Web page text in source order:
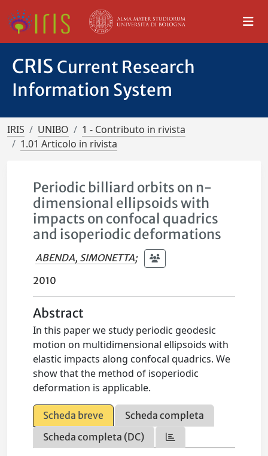
CRIS Current Research
Information System
IRIS UNIBO
1 - Contributo in rivista
1.01 Articolo in rivista
Periodic billiard orbits on n-
dimensional ellipsoids with
impacts on confocal quadrics
and isoperiodic deformations
ABENDA, SIMONETTA;
2010
Abstract
In this paper we study periodic geodesic
motion on multidimensional ellipsoids with
elastic impacts along confocal quadrics. We
show that the method of isoperiodic
deformation is applicable.
Scheda breve
Scheda completa
Scheda completa (DC)